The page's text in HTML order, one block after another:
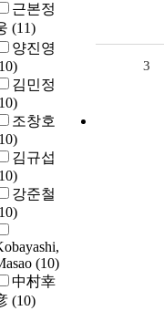
근본정
(11)
양진영
김민정
조창호
김규섭
강준철
(10)
中村幸
(10)
3